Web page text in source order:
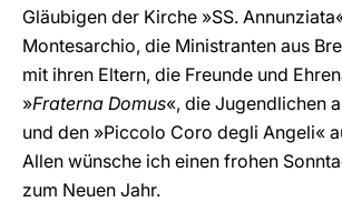
Gläubigen der Kirche »SS.
Montesarchio, die Ministranten aus
mit ihren Eltern, die Freunde und
»Fraterna Domus«, die Jugendlichen
und den »Piccolo Coro degli Angeli«
Allen wünsche ich einen frohen
zum Neuen Jahr.